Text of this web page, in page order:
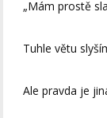
„Mám prostě
Tuhle větu
Ale pravda je